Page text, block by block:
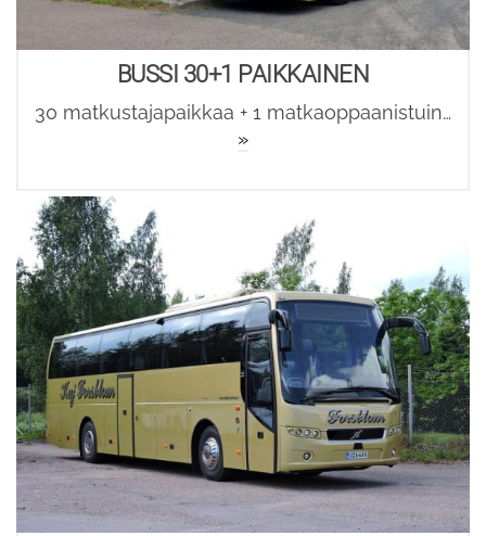
BUSSI 30+1 PAIKKAINEN
30 matkustajapaikkaa + 1 matkaoppaanistuin…
»